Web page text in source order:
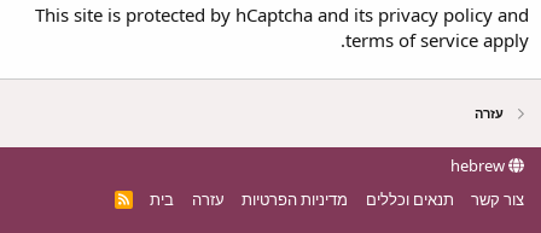
This site is protected by hCaptcha and its privacy policy and
terms of service apply.
עזרה
צור קשר
תנאים וכללים מדיניות הפרטיות עזרה בית
R